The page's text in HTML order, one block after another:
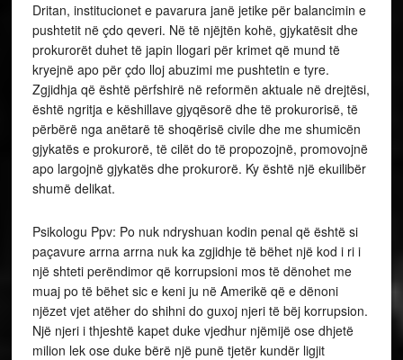
Dritan, institucionet e pavarura janë jetike për balancimin e
pushtetit në çdo qeveri. Në të njëjtën kohë, gjykatësit dhe
prokurorët duhet të japin llogari për krimet që mund të
kryejnë apo për çdo lloj abuzimi me pushtetin e tyre.
Zgjidhja që është përfshirë në reformën aktuale në drejtësi,
është ngritja e këshillave gjyqësorë dhe të prokurorisë, të
përbërë nga anëtarë të shoqërisë civile dhe me shumicën
gjykatës e prokurorë, të cilët do të propozojnë, promovojnë
apo largojnë gjykatës dhe prokurorë. Ky është një ekuilibër
shumë delikat.
Psikologu Ppv: Po nuk ndryshuan kodin penal që është si
paçavure arrna arrna nuk ka zgjidhje të bëhet një kod i ri i
një shteti perëndimor që korrupsioni mos të dënohet me
muaj po të bëhet sic e keni ju në Amerikë që e dënoni
njëzet vjet atëher do shihni do guxoj njeri të bëj korrupsion.
Një njeri i thjeshtë kapet duke vjedhur njëmijë ose dhjetë
milion lek ose duke bërë një punë tjetër kundër ligjit